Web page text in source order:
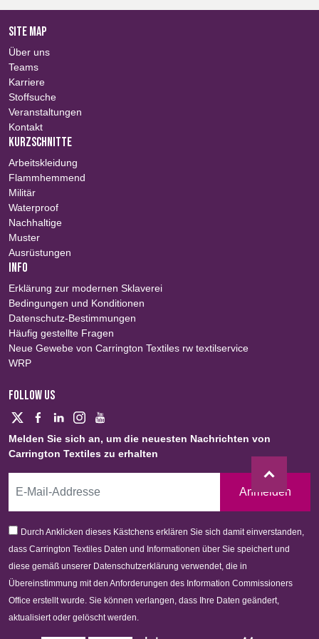
SITE MAP
Über uns
Teams
Karriere
Stoffsuche
Veranstaltungen
Kontakt
KURZSCHNITTE
Arbeitskleidung
Flammhemmend
Militär
Waterproof
Nachhaltige
Muster
Ausrüstungen
INFO
Erklärung zur modernen Sklaverei
Bedingungen und Konditionen
Datenschutz-Bestimmungen
Häufig gestellte Fragen
Neue Gewebe von Carrington Textiles rw textilservice
WRP
FOLLOW US
Melden Sie sich an, um die neuesten Nachrichten von
Carrington Textiles zu erhalten
Anmelden
Durch Anklicken dieses Kästchens erklären Sie sich damit einverstanden,
dass Carrington Textiles Daten und Informationen über Sie speichert und
diese gemäß unserer Datenschutzerklärung verwendet, die in
Übereinstimmung mit den Anforderungen des Information Commissioners
Office erstellt wurde. Sie können verlangen, dass Ihre Daten geändert,
aktualisiert oder gelöscht werden.